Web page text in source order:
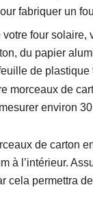
fabriquer un
four solaire,
du papier
de plastique
morceaux de
environ
de carton
à l’intérieur.
cela permettra